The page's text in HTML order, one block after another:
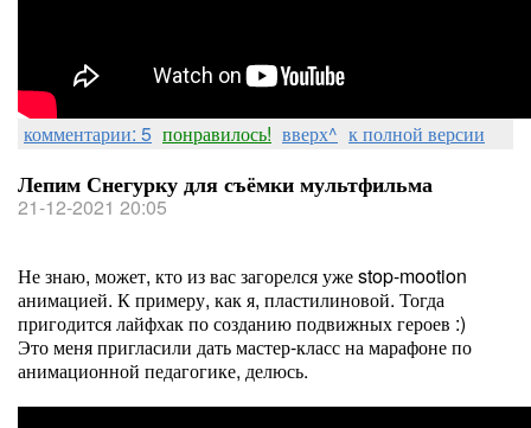
комментарии: 5 понравилось! вверх^ к полной версии
Лепим Снегурку для съёмки мультфильма
21-12-2021 20:05
Не знаю, может, кто из вас загорелся уже stop-mootion
анимацией. К примеру, как я, пластилиновой. Тогда
пригодится лайфхак по созданию подвижных героев :)
Это меня пригласили дать мастер-класс на марафоне по
анимационной педагогике, делюсь.